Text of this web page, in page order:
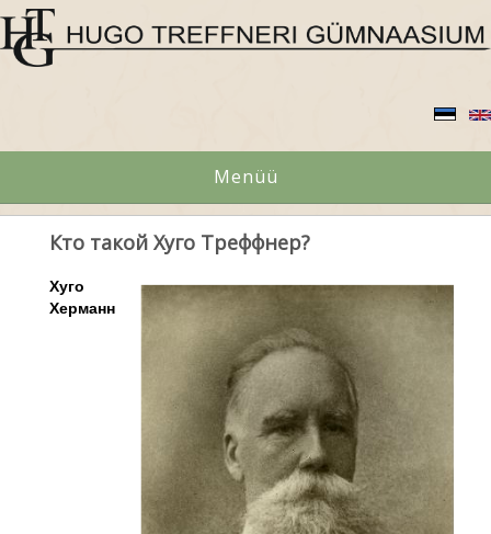
Menüü
Кто такой Хуго Треффнер?
Хуго
Херманн